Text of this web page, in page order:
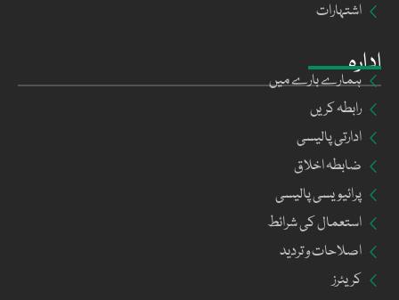
ادارہ
ہمارے بارے میں
رابطہ کریں
ادارتی پالیسی
ضابطہ اخلاق
پرائیویسی پالیسی
استعمال کی شرائط
اصلاحات و تردید
کریئرز
اشتہارات